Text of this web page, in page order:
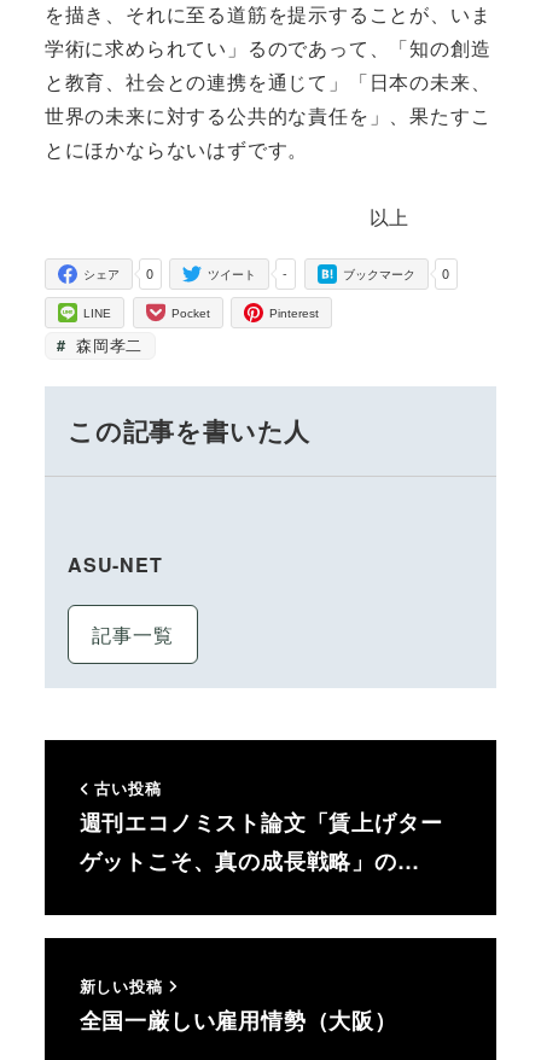
を描き、それに至る道筋を提示することが、いま
学術に求められてい」るのであって、「知の創造
と教育、社会との連携を通じて」「日本の未来、
世界の未来に対する公共的な責任を」、果たすこ
とにほかならないはずです。
以上
0
シェア -
ツイート 0
ブックマーク
LINE Pocket Pinterest
森岡孝二
この記事を書いた人
ASU-NET
記事一覧
古い投稿
週刊エコノミスト論文「賃上げター
ゲットこそ、真の成長戦略」の…
新しい投稿
全国一厳しい雇用情勢（大阪）